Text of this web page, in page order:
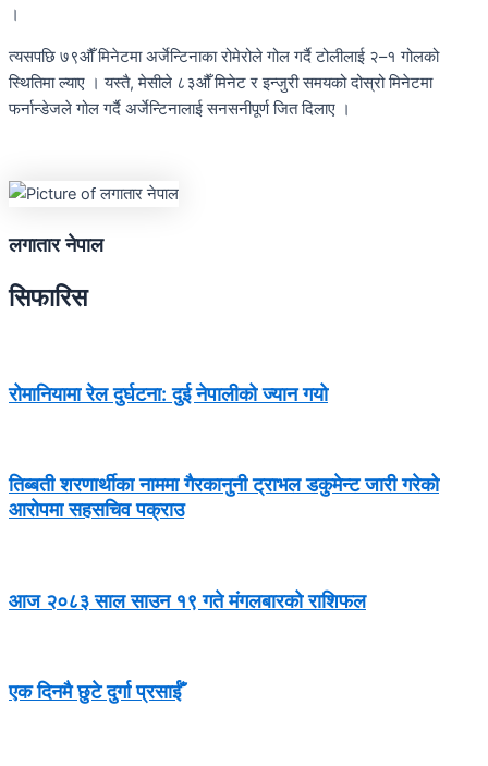
।
त्यसपछि ७९औँ मिनेटमा अर्जेन्टिनाका रोमेरोले गोल गर्दै टोलीलाई २–१ गोलको
स्थितिमा ल्याए । यस्तै, मेसीले ८३औँ मिनेट र इन्जुरी समयको दोस्रो मिनेटमा
फर्नान्डेजले गोल गर्दै अर्जेन्टिनालाई सनसनीपूर्ण जित दिलाए ।
लगातार नेपाल
सिफारिस
रोमानियामा रेल दुर्घटना: दुई नेपालीको ज्यान गयो
तिब्बती शरणार्थीका नाममा गैरकानुनी ट्राभल डकुमेन्ट जारी गरेको
आरोपमा सहसचिव पक्राउ
आज २०८३ साल साउन १९ गते मंगलबारको राशिफल
एक दिनमै छुटे दुर्गा प्रसाईँ